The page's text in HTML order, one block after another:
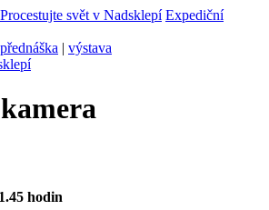
Procestujte svět v Nadsklepí Expediční
přednáška | výstava
hodin